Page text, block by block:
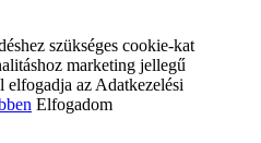
szükséges cookie-kat
marketing jellegű
elfogadja az Adatkezelési
Elfogadom